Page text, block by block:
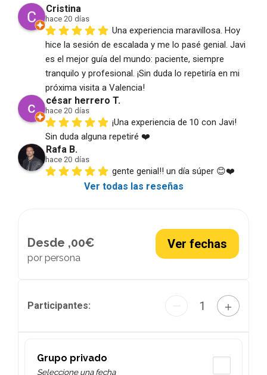
Cristina
hace 20 días
Una experiencia maravillosa. Hoy
hice la sesión de escalada y me lo pasé genial. Javi
es el mejor guía del mundo: paciente, siempre
tranquilo y profesional. ¡Sin duda lo repetiría en mi
próxima visita a Valencia!
césar herrero T.
hace 20 días
¡Una experiencia de 10 con Javi!
Sin duda alguna repetiré ❤️
Rafa B.
hace 20 días
gente genial!! un día súper 😊❤️
Ver todas las reseñas
Desde ,00€
por persona
Ver fechas
Participantes: 1 ＋
Grupo privado
Seleccione una fecha